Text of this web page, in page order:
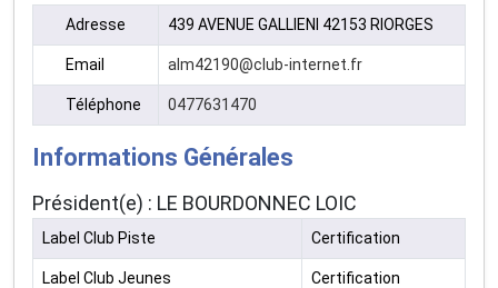
Adresse 439 AVENUE GALLIENI 42153 RIORGES
Email alm42190@club-internet.fr
Téléphone 0477631470
Informations Générales
Président(e) : LE BOURDONNEC LOIC
Label Club Piste Certification
Label Club Jeunes Certification